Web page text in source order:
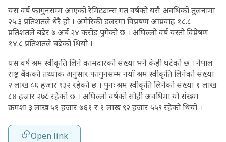
यस वर्ष फागुनसम्म आएको रेमिट्यान्स गत वर्षको यसै अवधिको तुलनामा
२५.३ प्रतिशतले धेरै हो । अमेरिकी डलरमा विप्रषण आप्रवाह १८.८
प्रतिशतले बढेर ७ अर्ब २४ करोड पुगेको छ । अघिल्लो वर्ष यस्तो विप्रेषण
१४.८ प्रतिशतले बढेको थियो ।
यस वर्ष श्रम स्वीकृति लिने कामदारको संख्या भने केही घटेको छ । नेपाल
राष्ट्र बैंकको तथ्यांक अनुसार फागुनसम्म नयाँ श्रम स्वीकृति लिनेको संख्या
२ लाख ८६ हजार ९३२ रहेको छ । पुनः श्रम स्वीकृति लिनेको संख्या १ लाख
८४ हजार २७८ रहेको छ । अघिल्लो वर्षको सोही अवधिमा यो संख्या
क्रमशः ३ लाख ५१ हजार ७६१ र १ लाख ९२ हजार ५५९ रहेको थियो ।
Open link